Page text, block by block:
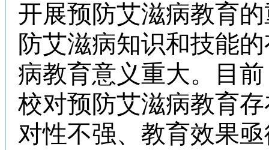
开展预防艾滋病教育
防艾滋病知识和技能
病教育意义重大。目
校对预防艾滋病教育
对性不强、教育效果